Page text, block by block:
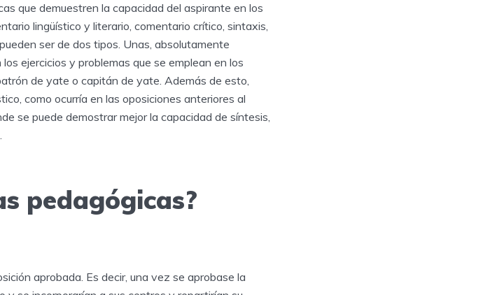
que demuestren la capacidad del aspirante en los
lingüístico y literario, comentario crítico, sintaxis,
ser de dos tipos. Unas, absolutamente
ejercicios y problemas que se emplean en los
de yate o capitán de yate. Además de esto,
como ocurría en las oposiciones anteriores al
se puede demostrar mejor la capacidad de síntesis,
pedagógicas?
aprobada. Es decir, una vez se aprobase la